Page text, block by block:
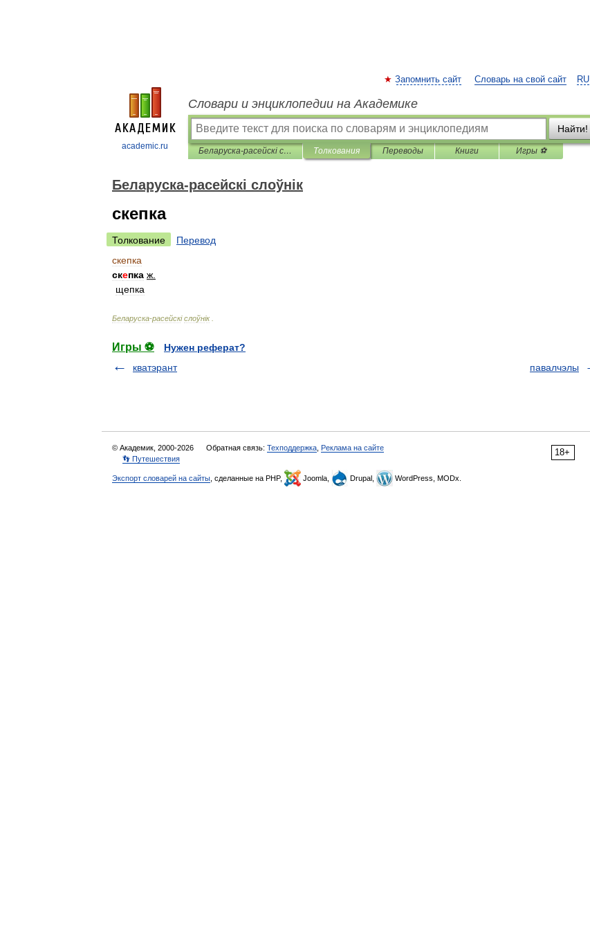
academic.ru
RU
Запомнить сайт Словарь на свой сайт
Словари и энциклопедии на Академике
Найти!
Беларуска-расейскі слоўнік Толкования Переводы Книги Игры ⚽
Беларуска-расейскі слоўнік
скепка
Толкование
Перевод
скепка
скепка ж
щепка
Беларуска-расейскіслоўнік
Игры ⚽
Нужен реферат?
кватэрант
павалчэлы
18+
© Академик, 2000-2026 Обратная связь: Техподдержка Реклама на сайте
👣 Путешествия
Экспорт словарей на сайты , сделанные на PHP, Joomla, Drupal, WordPress, MODx.